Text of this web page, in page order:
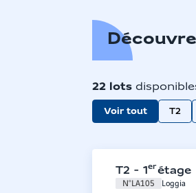
22 lots
Voir tout T2
T2 - 1 erétage
N°LA105 Loggia